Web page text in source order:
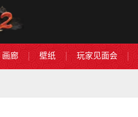
画廊 壁纸 玩家见面会